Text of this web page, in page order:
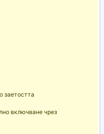
заетостта
включване чрез